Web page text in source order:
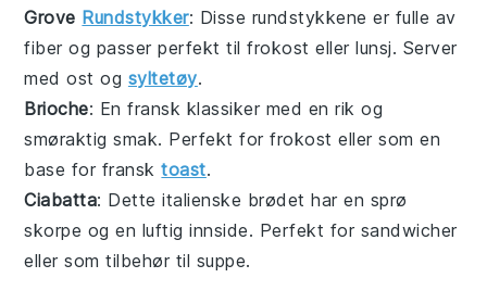
Grove Rundstykker: Disse rundstykkene er fulle av
fiber og passer perfekt til frokost eller lunsj. Server
medost og syltetøy.
Brioche: En fransk klassiker med en rik og
smøraktig smak. Perfekt forfrokost eller som en
base for fransktoast.
Ciabatta: Dette italienske brødet har en sprø
skorpe og en luftig innside. Perfekt for sandwicher
eller som tilbehør til suppe.